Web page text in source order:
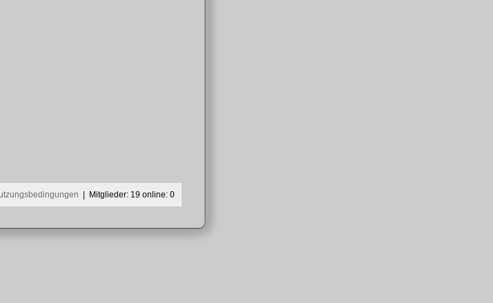
| Mitglieder: 19 online: 0